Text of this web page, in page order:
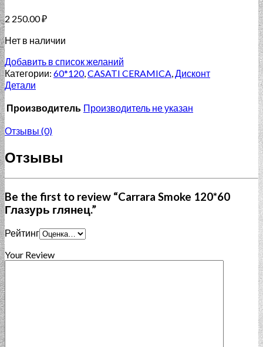
2 250.00₽
Нет в наличии
Добавить в список желаний
Категории: 60*120,CASATI CERAMICA,Дисконт
Детали
Производитель Производитель не указан
Отзывы (0)
Отзывы
Be the first to review “Carrara Smoke 120*60
Глазурь глянец.”
Рейтинг
Your Review